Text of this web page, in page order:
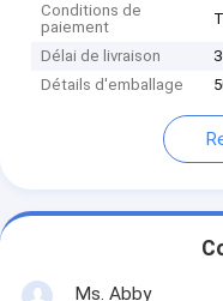
Conditions de
paiement
Délai de livraison
Détails d'emballage
Ms. Abby